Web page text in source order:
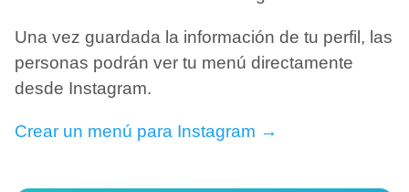
Una vez guardada la información de tu perfil, las
personas podrán ver tu menú directamente
desde Instagram.
Crear un menú para Instagram →